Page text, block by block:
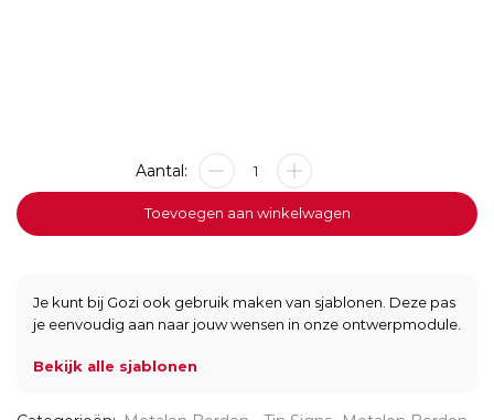
Metalen
bord
-
aantal
Toevoegen aan winkelwagen
Je kunt bij Gozi ook gebruik maken van sjablonen. Deze pas
je eenvoudig aan naar jouw wensen in onze ontwerpmodule.
Bekijk alle sjablonen